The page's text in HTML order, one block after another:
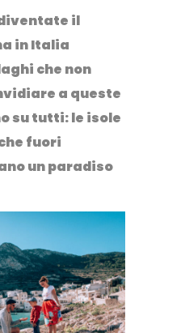
il
in Italia
che non
a queste
su tutti: le isole
fuori
un paradiso